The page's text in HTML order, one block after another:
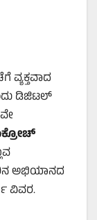
ವ್ಯಕ್ತವಾದ
ಡಿಜಿಟಲ್
ಅಭಿಯಾನದ
ವಿವರ.